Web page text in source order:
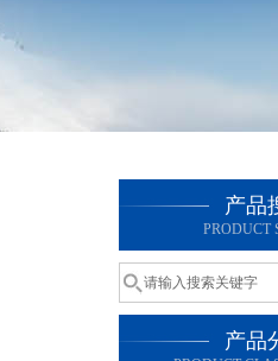
产品
PRODUCT
产品